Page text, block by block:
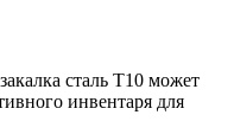
сталь Т10 может
инвентаря для